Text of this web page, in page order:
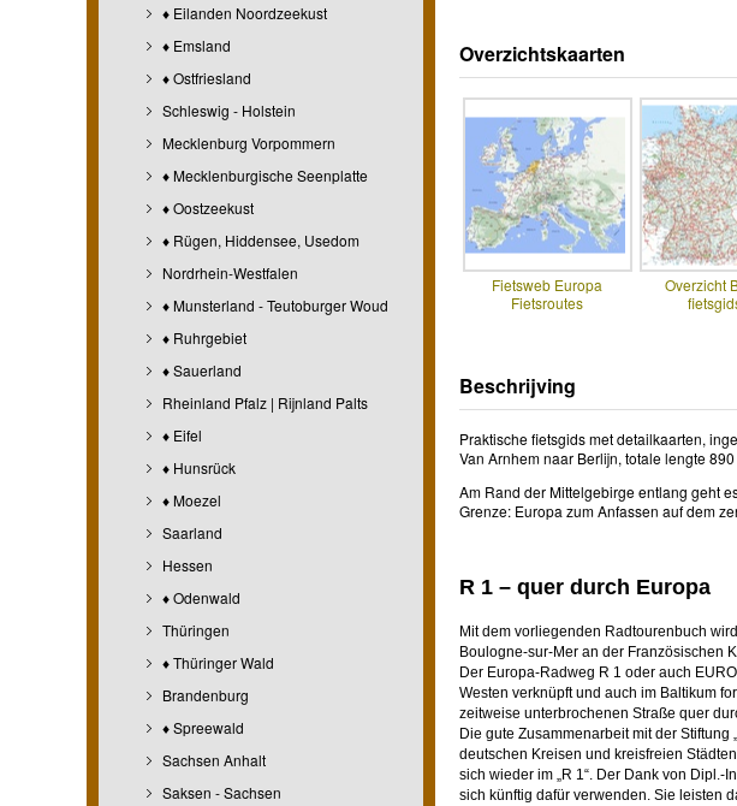
♦ Eilanden Noordzeekust
♦ Emsland
♦ Ostfriesland
Schleswig - Holstein
Mecklenburg Vorpommern
♦ Mecklenburgische Seenplatte
♦ Oostzeekust
♦ Rügen, Hiddensee, Usedom
Nordrhein-Westfalen
♦ Munsterland - Teutoburger Woud
♦ Ruhrgebiet
♦ Sauerland
Rheinland Pfalz | Rijnland Palts
♦ Eifel
♦ Hunsrück
♦ Moezel
Saarland
Hessen
♦ Odenwald
Thüringen
♦ Thüringer Wald
Brandenburg
♦ Spreewald
Sachsen Anhalt
Saksen - Sachsen
Overzichtskaarten
Fietsweb Europa
Fietsroutes
Overzicht
Beschrijving
Praktische fietsgids met detailkaarten,
Van Arnhem naar Berlijn, totale lengte
Am Rand der Mittelgebirge entlang geht
Grenze: Europa zum Anfassen auf dem
R 1 – quer durch Europa
Mit dem vorliegenden Radtourenbuch
Boulogne-sur-Mer an der Französischen
Der Europa-Radweg R 1 oder auch
Westen verknüpft und auch im Baltikum
zeitweise unterbrochenen Straße quer
Die gute Zusammenarbeit mit der
deutschen Kreisen und kreisfreien
sich wieder im „R 1“. Der Dank von
sich künftig dafür verwenden. Sie leisten